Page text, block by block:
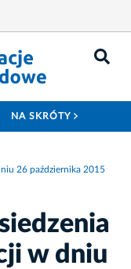
NA SKRÓTY
26 października 2015
w dniu